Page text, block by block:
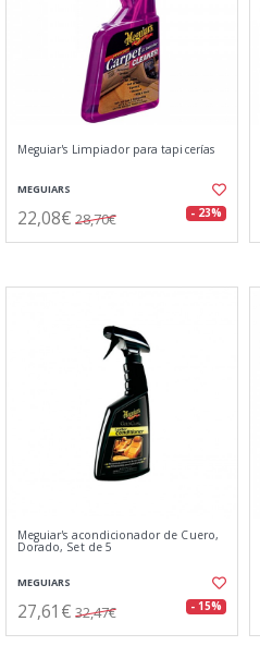
Meguiar's Limpiador para tapicerías
MEGUIARS
22,08€ 28,70€ - 23%
Meguiar's acondicionador de Cuero,
Dorado, Set de 5
MEGUIARS
27,61€ 32,47€ - 15%